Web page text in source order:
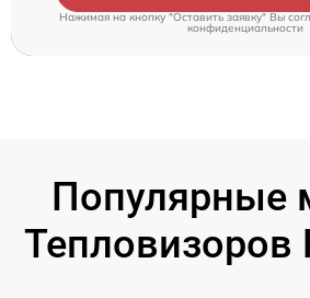
Нажимая на кнопку "Оставить заявку" Вы
конфиденциальности
Популярные
Тепловизоров